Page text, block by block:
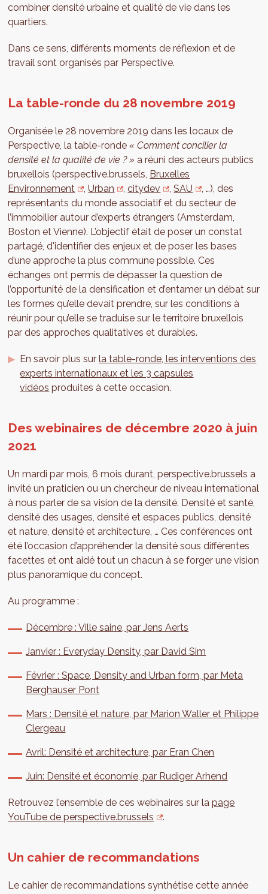
combiner densité urbaine et qualité de vie dans les
quartiers.
Dans ce sens, différents moments de réflexion et de
travail sont organisés par Perspective.
La table-ronde du 28 novembre 2019
Organisée le 28 novembre 2019 dans les locaux de
Perspective, la table-ronde« Comment concilier la
densité et la qualité de vie ? » a réuni des acteurs publics
bruxellois (perspective.brussels, Bruxelles
Environnement
,Urban ,citydev ,SAU
, …), des
représentants du monde associatif et du secteur de
l’immobilier autour d’experts étrangers (Amsterdam,
Boston et Vienne). L’objectif était de poser un constat
partagé, d'identifier des enjeux et de poser les bases
d’une approche la plus commune possible. Ces
échanges ont permis de dépasser la question de
l’opportunité de la densification et d’entamer un débat sur
les formes qu’elle devait prendre, sur les conditions à
réunir pour qu’elle se traduise sur le territoire bruxellois
par des approches qualitatives et durables.
En savoir plus surla table-ronde, les interventions des
experts internationaux et les 3 capsules
vidéos produites à cette occasion.
Des webinaires de décembre 2020 à juin
2021
Un mardi par mois, 6 mois durant, perspective.brussels a
invité un praticien ou un chercheur de niveau international
à nous parler de sa vision de la densité. Densité et santé,
densité des usages, densité et espaces publics, densité
et nature, densité et architecture, … Ces conférences ont
été l’occasion d’appréhender la densité sous différentes
facettes et ont aidé tout un chacun à se forger une vision
plus panoramique du concept.
Au programme :
Décembre : Ville saine, par Jens Aerts
Janvier : Everyday Density, par David Sim
Février : Space, Density and Urban form, par Meta
Berghauser Pont
Mars : Densité et nature, par Marion Waller et Philippe
Clergeau
Avril: Densité et architecture, par Eran Chen
Juin: Densité et économie, par Rudiger Arhend
Retrouvez l’ensemble de ces webinaires sur lapage
YouTube de perspective.brussels
.
Un cahier de recommandations
Le cahier de recommandations synthétise cette année